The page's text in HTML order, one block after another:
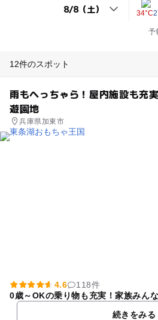
34°C
予
12件のスポット
雨もへっちゃら！屋内施設も充
遊園地
兵庫県加東市
4.6
118件
0歳～OKの乗り物も充実！家族みん
続きをみる